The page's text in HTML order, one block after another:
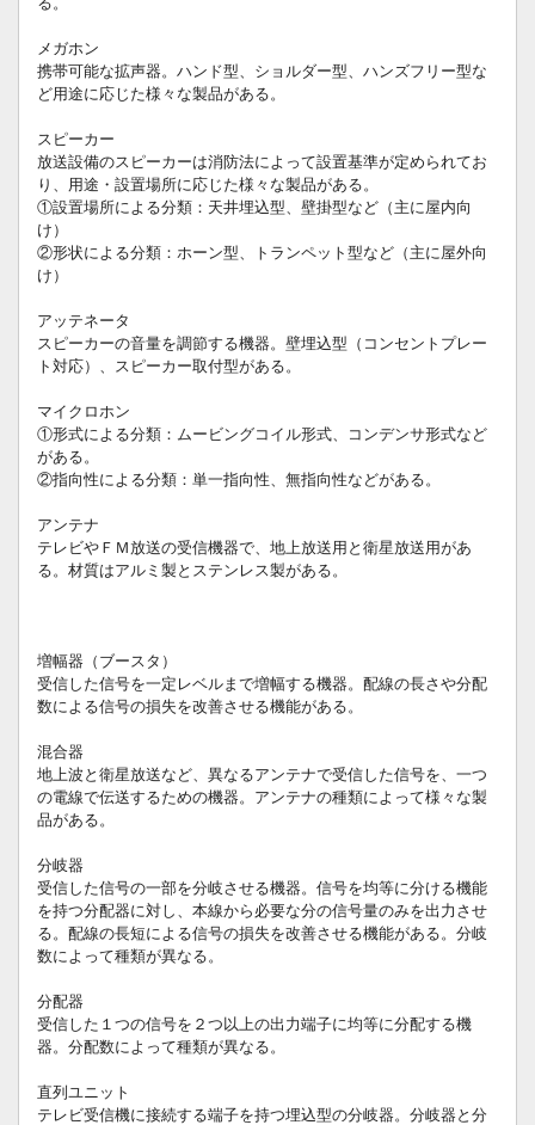
メガホン
携帯可能な拡声器。ハンド型、ショルダー型、ハンズフリー型な
ど用途に応じた様々な製品がある。
スピーカー
放送設備のスピーカーは消防法によって設置基準が定められてお
り、用途・設置場所に応じた様々な製品がある。
①設置場所による分類：天井埋込型、壁掛型など（主に屋内向
け）
②形状による分類：ホーン型、トランペット型など（主に屋外向
け）
アッテネータ
スピーカーの音量を調節する機器。壁埋込型（コンセントプレー
ト対応）、スピーカー取付型がある。
マイクロホン
①形式による分類：ムービングコイル形式、コンデンサ形式など
がある。
②指向性による分類：単一指向性、無指向性などがある。
アンテナ
テレビやＦＭ放送の受信機器で、地上放送用と衛星放送用があ
る。材質はアルミ製とステンレス製がある。
増幅器（ブースタ）
受信した信号を一定レベルまで増幅する機器。配線の長さや分配
数による信号の損失を改善させる機能がある。
混合器
地上波と衛星放送など、異なるアンテナで受信した信号を、一つ
の電線で伝送するための機器。アンテナの種類によって様々な製
品がある。
分岐器
受信した信号の一部を分岐させる機器。信号を均等に分ける機能
を持つ分配器に対し、本線から必要な分の信号量のみを出力させ
る。配線の長短による信号の損失を改善させる機能がある。分岐
数によって種類が異なる。
分配器
受信した１つの信号を２つ以上の出力端子に均等に分配する機
器。分配数によって種類が異なる。
直列ユニット
テレビ受信機に接続する端子を持つ埋込型の分岐器。分岐器と分